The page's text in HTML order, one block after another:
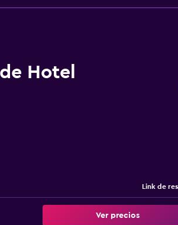
Hotel
Link de
Ver precios